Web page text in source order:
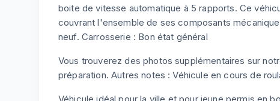
boite de vitesse automatique à 5 rapports. Ce
couvrant l'ensemble de ses composants
neuf. Carrosserie : Bon état général
Vous trouverez des photos supplémentaires sur
préparation. Autres notes : Véhicule en cours de
Véhicule idéal pour la ville et pour jeune permis en